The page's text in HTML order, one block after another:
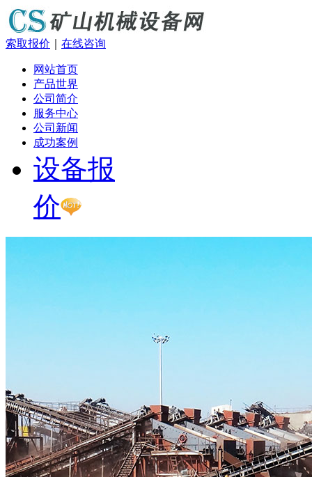
索取报价 在线咨询
网站首页
产品世界
公司简介
服务中心
公司新闻
成功案例
设备报
价